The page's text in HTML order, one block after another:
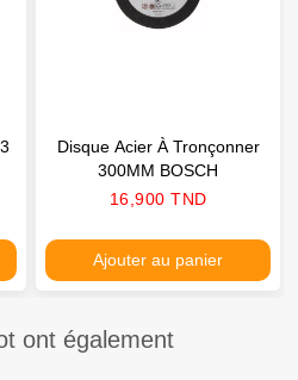
Disque Acier À Tronçonner
300MM BOSCH
Prix
16,900 TND
Ajouter au panier
ont également